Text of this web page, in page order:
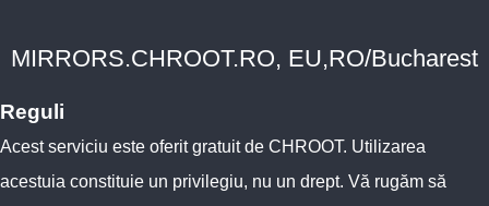
MIRRORS.CHROOT.RO, EU,RO/Bucharest
Reguli
Acest serviciu este oferit gratuit de CHROOT. Utilizarea
acestuia constituie un privilegiu, nu un drept. Vă rugăm să